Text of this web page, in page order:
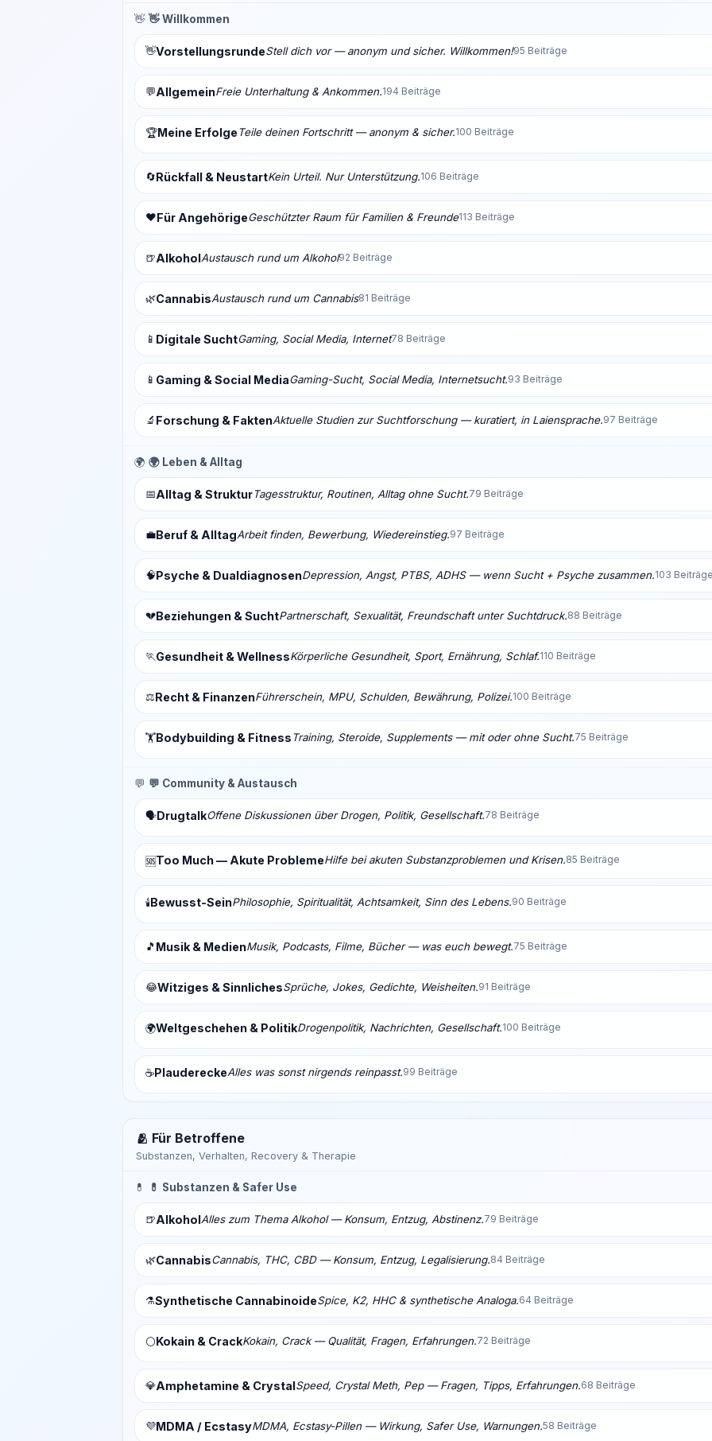
👋 👋 Willkommen
👋VorstellungsrundeStell dich vor — anonym und sicher. Willkommen!95 Beiträge
💬AllgemeinFreie Unterhaltung & Ankommen.194 Beiträge
🏆Meine ErfolgeTeile deinen Fortschritt — anonym & sicher.100 Beiträge
🔄Rückfall & NeustartKein Urteil. Nur Unterstützung.106 Beiträge
❤️Für AngehörigeGeschützter Raum für Familien & Freunde113 Beiträge
🍺AlkoholAustausch rund um Alkohol92 Beiträge
🌿CannabisAustausch rund um Cannabis81 Beiträge
📱 Digitale SuchtGaming, Social Media, Internet78 Beiträge
📱 Gaming & Social MediaGaming-Sucht, Social Media, Internetsucht.93 Beiträge
🔬 Forschung & FaktenAktuelle Studien zur Suchtforschung — kuratiert, in Laiensprache.97 Beiträge
🌍 🌍 Leben & Alltag
📅Alltag & StrukturTagesstruktur, Routinen, Alltag ohne Sucht.79 Beiträge
💼Beruf & AlltagArbeit finden, Bewerbung, Wiedereinstieg.97 Beiträge
🧠Psyche & DualdiagnosenDepression, Angst, PTBS, ADHS — wenn Sucht + Psyche zusammen.103
💔Beziehungen & SuchtPartnerschaft, Sexualität, Freundschaft unter Suchtdruck.88 Beiträge
🏃Gesundheit & WellnessKörperliche Gesundheit, Sport, Ernährung, Schlaf.110 Beiträge
⚖️Recht & FinanzenFührerschein, MPU, Schulden, Bewährung, Polizei.100 Beiträge
🏋️Bodybuilding & Fitness Training, Steroide, Supplements — mit oder ohne Sucht.75 Beiträge
💬 💬 Community & Austausch
🗣️DrugtalkOffene Diskussionen über Drogen, Politik, Gesellschaft.78 Beiträge
🆘Too Much — Akute ProblemeHilfe bei akuten Substanzproblemen und Krisen.85 Beiträge
🕯️Bewusst-SeinPhilosophie, Spiritualität, Achtsamkeit, Sinn des Lebens.90 Beiträge
🎵 Musik & MedienMusik, Podcasts, Filme, Bücher — was euch bewegt.75 Beiträge
😂Witziges & SinnlichesSprüche, Jokes, Gedichte, Weisheiten.91 Beiträge
🌍Weltgeschehen & PolitikDrogenpolitik, Nachrichten, Gesellschaft.100 Beiträge
☕PlaudereckeAlles was sonst nirgends reinpasst.99 Beiträge
🫂 Für Betroffene
Substanzen, Verhalten, Recovery & Therapie
💊 💊 Substanzen & Safer Use
🍺AlkoholAlles zum Thema Alkohol — Konsum, Entzug, Abstinenz.79 Beiträge
🌿CannabisCannabis, THC, CBD — Konsum, Entzug, Legalisierung.84 Beiträge
⚗️Synthetische CannabinoideSpice, K2, HHC & synthetische Analoga.64 Beiträge
⚪Kokain & CrackKokain, Crack — Qualität, Fragen, Erfahrungen.72 Beiträge
💎Amphetamine & CrystalSpeed, Crystal Meth, Pep — Fragen, Tipps, Erfahrungen.68 Beiträge
💜MDMA / EcstasyMDMA, Ecstasy-Pillen — Wirkung, Safer Use, Warnungen.58 Beiträge